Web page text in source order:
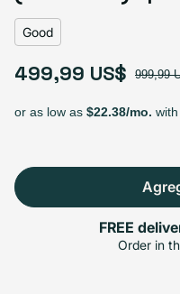
Good
Precio de oferta
499,99 US$
Precio habitual 999,99
FREE
Order in